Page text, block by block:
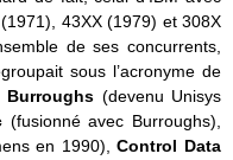
43XX (1979) et 308X
de ses concurrents,
sous l’acronyme de
Burroughs (devenu Unisys
(fusionné avec Burroughs),
en 1990), Control Data